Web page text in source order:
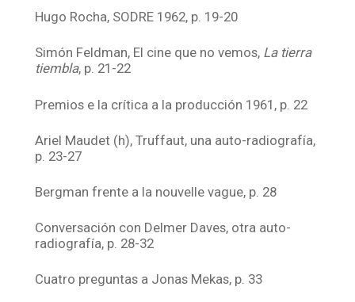
Hugo Rocha, SODRE 1962, p. 19-20
Simón Feldman, El cine que no vemos, La tierra
tiembla, p. 21-22
Premios e la crítica a la producción 1961, p. 22
Ariel Maudet (h), Truffaut, una auto-radiografía,
p. 23-27
Bergman frente a la nouvelle vague, p. 28
Conversación con Delmer Daves, otra auto-
radiografía, p. 28-32
Cuatro preguntas a Jonas Mekas, p. 33